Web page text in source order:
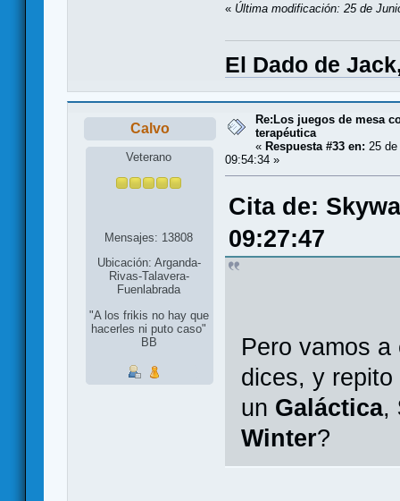
« Última modificación: 25 de
El Dado de
Calvo
Veterano
Mensajes: 13808
Ubicación: Arganda-
Rivas-Talavera-
Fuenlabrada
"A los frikis no hay que
hacerles ni puto caso"
BB
Re:Los juegos de mesa
terapéutica
« Respuesta #33 en: 25
09:54:34 »
Cita de:
09:27:47
Pero vamos
dices, y
un Galáctica,
Winter?